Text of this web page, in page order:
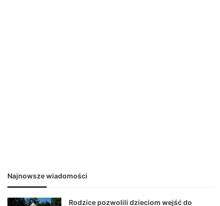
Najnowsze wiadomości
Rodzice pozwolili dzieciom wejść do